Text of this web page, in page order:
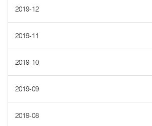
2019-12
2019-11
2019-10
2019-09
2019-08